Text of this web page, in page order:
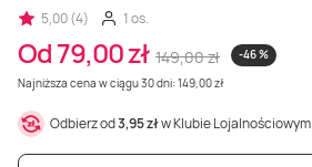
5,00 (4)
1 os.
Od 79,00 zł 149,00 zł
-46 %
Najniższa cena w ciągu 30 dni: 149,00 zł
Odbierz od3,95 złw Klubie Lojalnościowym